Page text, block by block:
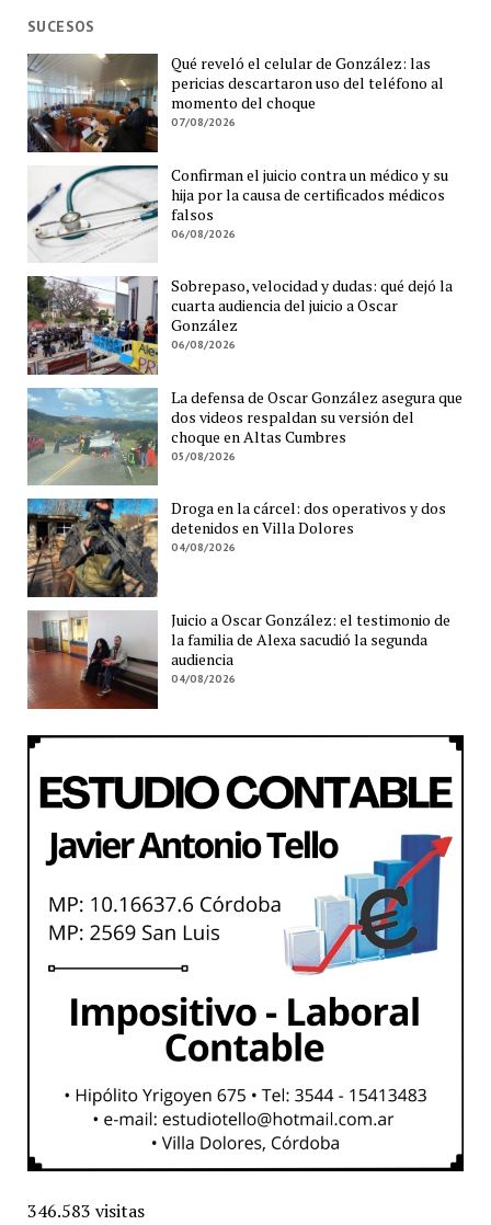
SUCESOS
Qué reveló el celular de González: las
pericias descartaron uso del teléfono al
momento del choque
07/08/2026
Confirman el juicio contra un médico y su
hija por la causa de certificados médicos
falsos
06/08/2026
Sobrepaso, velocidad y dudas: qué dejó la
cuarta audiencia del juicio a Oscar
González
06/08/2026
La defensa de Oscar González asegura que
dos videos respaldan su versión del
choque en Altas Cumbres
05/08/2026
Droga en la cárcel: dos operativos y dos
detenidos en Villa Dolores
04/08/2026
Juicio a Oscar González: el testimonio de
la familia de Alexa sacudió la segunda
audiencia
04/08/2026
346.583 visitas